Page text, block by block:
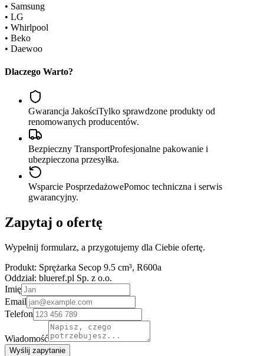
• Samsung
• LG
• Whirlpool
• Beko
• Daewoo
Dlaczego Warto?
Gwarancja JakościTylko sprawdzone produkty od
renomowanych producentów.
Bezpieczny TransportProfesjonalne pakowanie i
ubezpieczona przesyłka.
Wsparcie PosprzedażowePomoc techniczna i serwis
gwarancyjny.
Zapytaj o ofertę
Wypełnij formularz, a przygotujemy dla Ciebie ofertę.
Produkt: Sprężarka Secop 9.5 cm³, R600a
Oddział: blueref.pl Sp. z o.o.
Imię
Email
Telefon
Wiadomość
Wyślij zapytanie